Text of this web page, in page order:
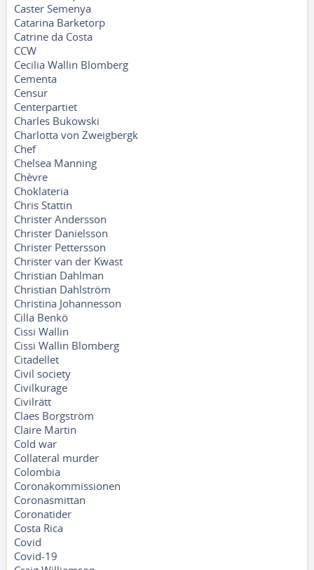
Caster Semenya
Catarina Barketorp
Catrine da Costa
CCW
Cecilia Wallin Blomberg
Cementa
Censur
Centerpartiet
Charles Bukowski
Charlotta von Zweigbergk
Chef
Chelsea Manning
Chèvre
Choklateria
Chris Stattin
Christer Andersson
Christer Danielsson
Christer Pettersson
Christer van der Kwast
Christian Dahlman
Christian Dahlström
Christina Johannesson
Cilla Benkö
Cissi Wallin
Cissi Wallin Blomberg
Citadellet
Civil society
Civilkurage
Civilrätt
Claes Borgström
Claire Martin
Cold war
Collateral murder
Colombia
Coronakommissionen
Coronasmittan
Coronatider
Costa Rica
Covid
Covid-19